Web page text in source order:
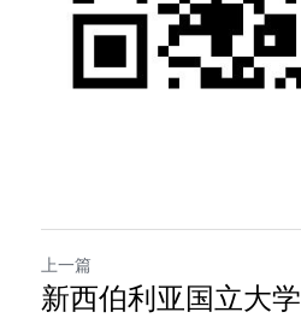
上一篇
新西伯利亚国立大学